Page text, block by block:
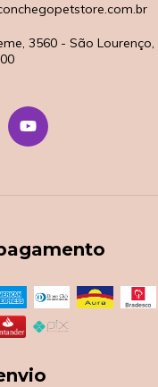
3560 - São